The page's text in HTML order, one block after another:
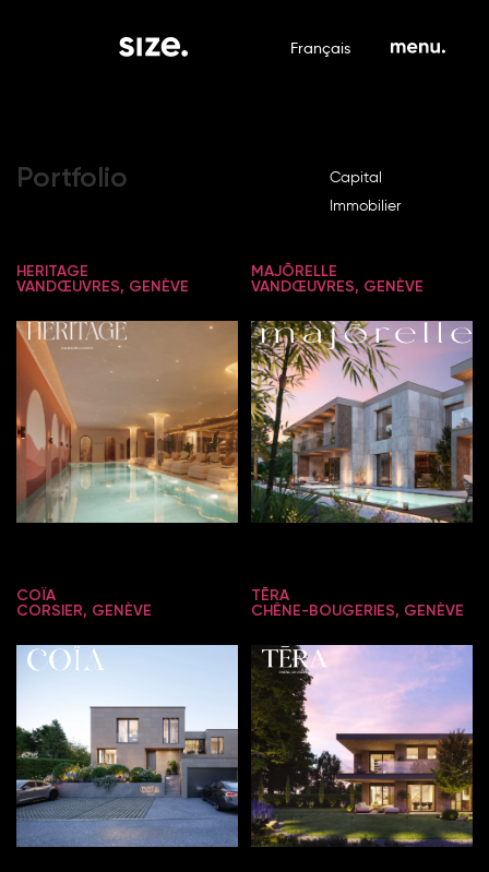
Français
Portfolio
Capital
Immobilier
HERITAGE
VANDŒUVRES, GENÈVE
MAJŌRELLE
VANDŒUVRES, GENÈVE
COÏA
CORSIER, GENÈVE
TĒRA
CHÊNE-BOUGERIES, GENÈVE